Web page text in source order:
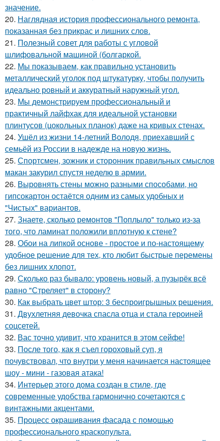
значение.
20. Наглядная история профессионального ремонта,
показанная без прикрас и лишних слов.
21. Полезный совет для работы с угловой
шлифовальной машиной (болгаркой.
22. Мы показываем, как правильно установить
металлический уголок под штукатурку, чтобы получить
идеально ровный и аккуратный наружный угол.
23. Мы демонстрируем профессиональный и
практичный лайфхак для идеальной установки
плинтусов (цокольных планок) даже на кривых стенах.
24. Ушёл из жизни 14-летний Володя, приехавший с
семьёй из России в надежде на новую жизнь.
25. Спортсмен, зожник и сторонник правильных смыслов
макан закурил спустя неделю в армии.
26. Выровнять стены можно разными способами, но
гипсокартон остаётся одним из самых удобных и
"Чистых" вариантов.
27. Знаете, сколько ремонтов "Поплыло" только из-за
того, что ламинат положили вплотную к стене?
28. Обои на липкой основе - простое и по-настоящему
удобное решение для тех, кто любит быстрые перемены
без лишних хлопот.
29. Сколько раз бывало: уровень новый, а пузырёк всё
равно "Стреляет" в сторону?
30. Как выбрать цвет штор: 3 беспроигрышных решения.
31. Двухлетняя девочка спасла отца и стала героиней
соцсетей.
32. Вас точно удивит, что хранится в этом сейфе!
33. После того, как я съел гороховый суп, я
почувствовал, что внутри у меня начинается настоящее
шоу - мини - газовая атака!
34. Интерьер этого дома создан в стиле, где
современные удобства гармонично сочетаются с
винтажными акцентами.
35. Процесс окрашивания фасада с помощью
профессионального краскопульта.